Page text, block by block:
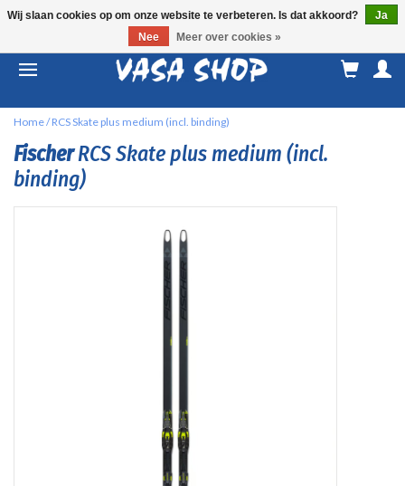
Home/RCS Skate plus medium (incl. binding)
FischerRCS Skate plus medium (incl.
binding)
Wij slaan cookies op om onze website te verbeteren. Is dat akkoord?
Ja
Nee
Meer over cookies »